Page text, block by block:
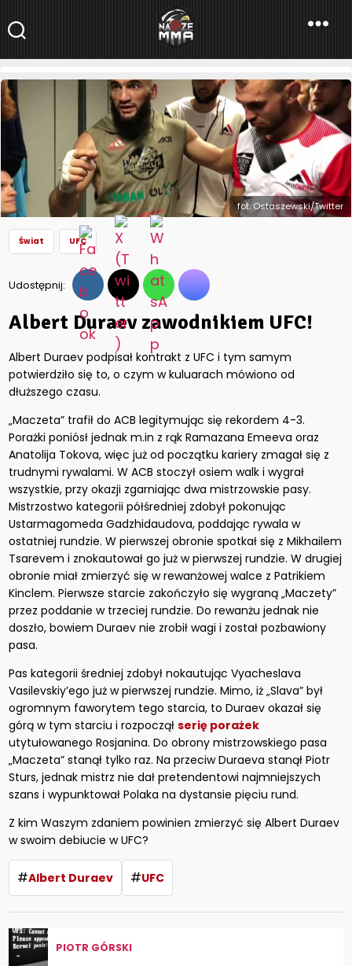
NaszeMMA
NaszeMMA.pl»Aktualności»Świat»Albert Duraev zawodnikiem
UFC!
fot. Ostaszewski/Twitter
Świat UFC
Udostępnij:
Albert Duraev zawodnikiem UFC!
Albert Duraev podpisał kontrakt z UFC i tym samym
potwierdziło się to, o czym w kuluarach mówiono od
dłuższego czasu.
„Maczeta” trafił do ACB legitymując się rekordem 4-3.
Porażki poniósł jednak m.in z rąk Ramazana Emeeva oraz
Anatolija Tokova, więc już od początku kariery zmagał się z
trudnymi rywalami. W ACB stoczył osiem walk i wygrał
wszystkie, przy okazji zgarniając dwa mistrzowskie pasy.
Mistrzostwo kategorii półśredniej zdobył pokonując
Ustarmagomeda Gadzhidaudova, poddając rywala w
ostatniej rundzie. W pierwszej obronie spotkał się z Mikhailem
Tsarevem i znokautował go już w pierwszej rundzie. W drugiej
obronie miał zmierzyć się w rewanżowej walce z Patrikiem
Kinclem. Pierwsze starcie zakończyło się wygraną „Maczety”
przez poddanie w trzeciej rundzie. Do rewanżu jednak nie
doszło, bowiem Duraev nie zrobił wagi i został pozbawiony
pasa.
Pas kategorii średniej zdobył nokautując Vyacheslava
Vasilevskiy’ego już w pierwszej rundzie. Mimo, iż „Slava” był
ogromnym faworytem tego starcia, to Duraev okazał się
górą w tym starciu i rozpocząłserię porażek
utytułowanego Rosjanina. Do obrony mistrzowskiego pasa
„Maczeta” stanął tylko raz. Na przeciw Duraeva stanął Piotr
Sturs, jednak mistrz nie dał pretendentowi najmniejszych
szans i wypunktował Polaka na dystansie pięciu rund.
Z kim Waszym zdaniem powinien zmierzyć się Albert Duraev
w swoim debiucie w UFC?
#Albert Duraev #UFC
PIOTR GÓRSKI